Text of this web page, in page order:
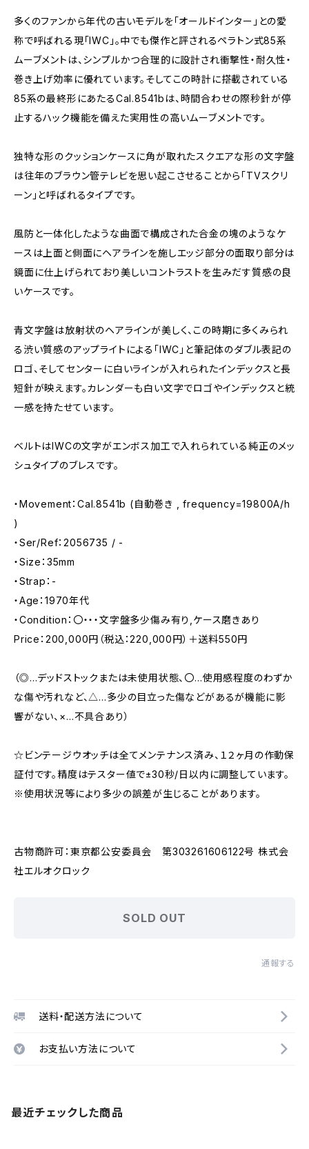
多くのファンから年代の古いモデルを「オールドインター」との愛
称で呼ばれる現「IWC」。中でも傑作と評されるペラトン式85系
ムーブメントは、シンプルかつ合理的に設計され衝撃性・耐久性・
巻き上げ効率に優れています。そしてこの時計に搭載されている
85系の最終形にあたるCal.8541bは、時間合わせの際秒針が停
止するハック機能を備えた実用性の高いムーブメントです。
独特な形のクッションケースに角が取れたスクエアな形の文字盤
は往年のブラウン管テレビを思い起こさせることから「TVスクリ
ーン」と呼ばれるタイプです。
風防と一体化したような曲面で構成された合金の塊のようなケ
ースは上面と側面にヘアラインを施しエッジ部分の面取り部分は
鏡面に仕上げられており美しいコントラストを生みだす質感の良
いケースです。
青文字盤は放射状のヘアラインが美しく、この時期に多くみられ
る渋い質感のアップライトによる「IWC」と筆記体のダブル表記の
ロゴ、そしてセンターに白いラインが入れられたインデックスと長
短針が映えます。カレンダーも白い文字でロゴやインデックスと統
一感を持たせています。
ベルトはIWCの文字がエンボス加工で入れられている純正のメッ
シュタイプのブレスです。
・Movement：Cal.8541b (自動巻き , frequency=19800A/h
)
・Ser/Ref：2056735 / -
・Size：35mm
・Strap：-
・Age：1970年代
・Condition：〇・・・文字盤多少傷み有り,ケース磨きあり
Price：200,000円（税込：220,000円）＋送料550円
（◎…デッドストックまたは未使用状態、〇…使用感程度のわずか
な傷や汚れなど、△…多少の目立った傷などがあるが機能に影
響がない、×…不具合あり）
☆ビンテージウオッチは全てメンテナンス済み、１２ヶ月の作動保
証付です。精度はテスター値で±30秒/日以内に調整しています。
※使用状況等により多少の誤差が生じることがあります。
古物商許可：東京都公安委員会 第303261606122号 株式会
社エルオクロック
SOLD OUT
通報する
送料・配送方法について
お支払い方法について
最近チェックした商品